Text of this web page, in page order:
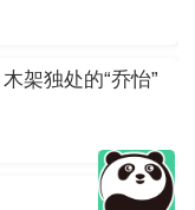
架独处的“乔怡”